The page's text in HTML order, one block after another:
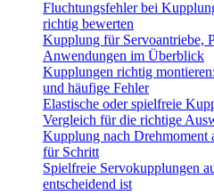
Fluchtungsfehler bei
richtig bewerten
Kupplung für Servoantriebe,
Anwendungen im Überblick
Kupplungen richtig
und häufige Fehler
Elastische oder spielfreie
Vergleich für die richtige
Kupplung nach Drehmoment
für Schritt
Spielfreie Servokupplungen
entscheidend ist